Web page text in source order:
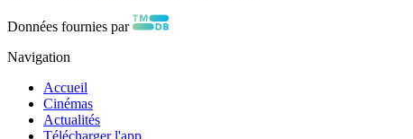
Données fournies par
Navigation
Accueil
Cinémas
Actualités
Télécharger l'app